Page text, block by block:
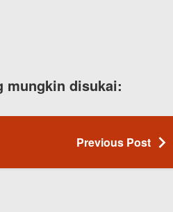
mungkin disukai:
Previous Post